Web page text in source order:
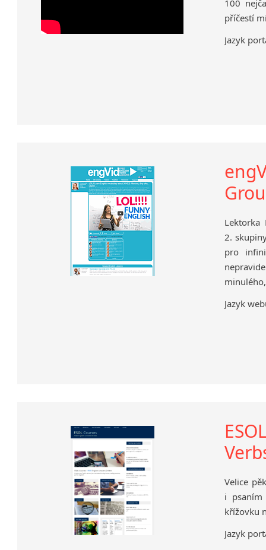
100
příčestí
Jazyk
Lektorka
2.
pro
Jazyk
Velice
i
křížovku
Jazyk